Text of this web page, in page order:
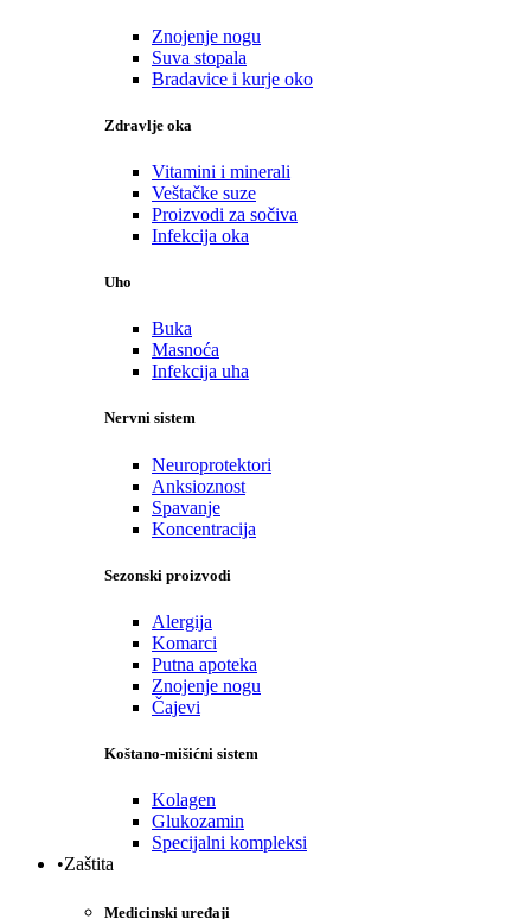
Znojenje nogu
Suva stopala
Bradavice i kurje oko
Zdravlje oka
Vitamini i minerali
Veštačke suze
Proizvodi za sočiva
Infekcija oka
Uho
Buka
Masnoća
Infekcija uha
Nervni sistem
Neuroprotektori
Anksioznost
Spavanje
Koncentracija
Sezonski proizvodi
Alergija
Komarci
Putna apoteka
Znojenje nogu
Čajevi
Koštano-mišićni sistem
Kolagen
Glukozamin
Specijalni kompleksi
•Zaštita
Medicinski uređaji